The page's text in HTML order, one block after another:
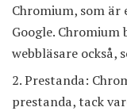
Chromium, som
Google.
webbläsare också,
Prestanda:
prestanda, tack